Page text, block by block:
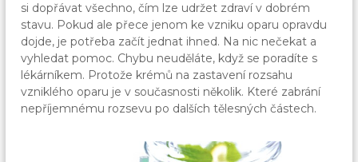
si dopřávat všechno, čím lze udržet zdraví v dobrém
stavu. Pokud ale přece jenom ke vzniku oparu opravdu
dojde, je potřeba začít jednat ihned. Na nic nečekat a
vyhledat pomoc. Chybu neuděláte, když se poradíte s
lékárníkem. Protože krémů na zastavení rozsahu
vzniklého oparu je v současnosti několik. Které zabrání
nepříjemnému rozsevu po dalších tělesných částech.